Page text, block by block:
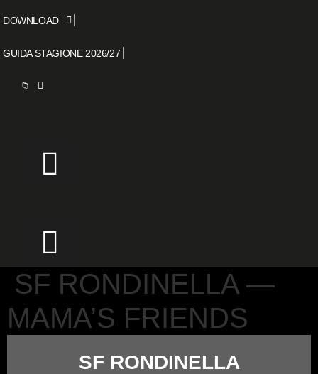
DOWNLOAD
GUIDA STAGIONE 2026/27
📁
SF RONDINELLA —
MAMA’S FRIENDS
SF RONDINELLA